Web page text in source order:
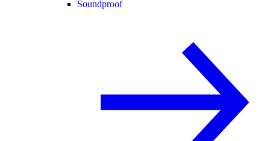
Soundproof